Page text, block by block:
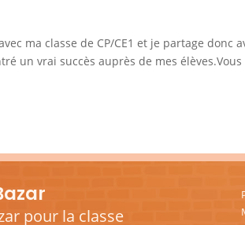
ma classe de CP/CE1 et je partage donc
un vrai succès auprès de mes élèves.Vous
pour la classe